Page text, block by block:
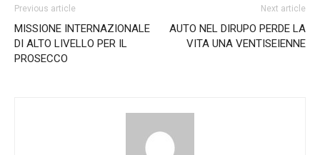
Previous article
MISSIONE INTERNAZIONALE
DI ALTO LIVELLO PER IL
PROSECCO
Next article
AUTO NEL DIRUPO PERDE LA
VITA UNA VENTISEIENNE